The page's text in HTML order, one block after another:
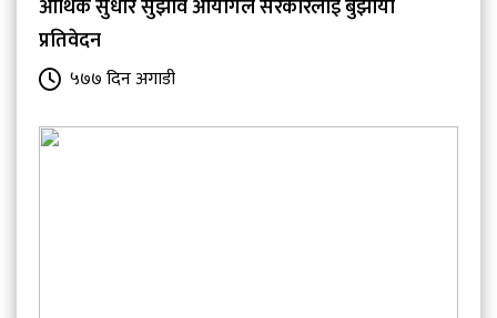
आर्थिक सुधार सुझाव आयोगले सरकारलाई बुझायो
प्रतिवेदन
५७७ दिन अगाडी